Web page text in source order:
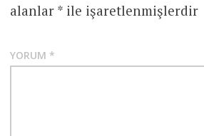
alanlar *ile işaretlenmişlerdir
YORUM *